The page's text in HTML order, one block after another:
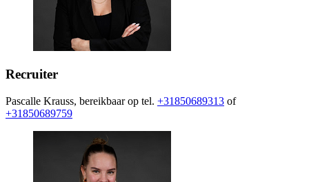
Recruiter
Pascalle Krauss, bereikbaar op tel. +31850689313 of
+31850689759